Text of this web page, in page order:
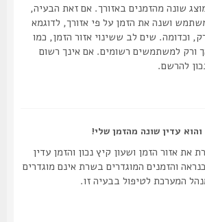
שונה מהזמנים באזורך. אם זאת הבעיה,
ושנה את הזמן על פי אזורך, לדוגמא
שים לב ששינוי אזור הזמן, כמו
למשתמשים רשומים. אם אינך רשום
עדין שונה מהזמן שלי!
הזמן ושעון קיץ נכון והזמן עדין
והזמנים המוגדרים בשרת אינם מוגדרים
לטיפול בבעיה זו.